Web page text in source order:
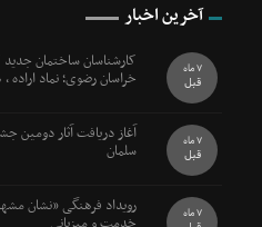
آخرین اخبار
کارشناسان ساختمان
خراسان رضوی؛ نماد اراده 7 ماه
قبل
آغاز دریافت آثار دومین
سلمان 7 ماه
قبل
رویداد فرهنگی «نشان 7 ماه